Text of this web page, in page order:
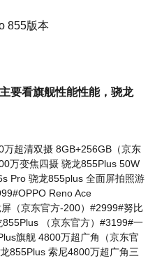
855版本
要看旗舰性能性能，骁龙
超清双摄 8GB+256GB（京东
万变焦四摄 骁龙855Plus 50W
Pro 骁龙855plus 全面屏拍照游
Reno Ace
（京东官方-200）#2999#努比
（京东官方）#3199#一
旗舰 4800万超广角（京东官
855Plus 索尼4800万超广角三